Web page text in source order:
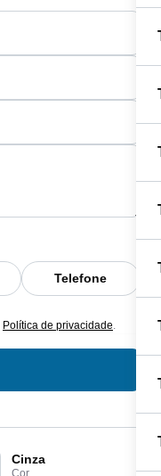
Cinza
Cor
Telefone
Política de privacidade